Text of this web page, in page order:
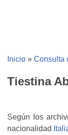
Inicio » Consulta
Tiestina
Según los
nacionalidad